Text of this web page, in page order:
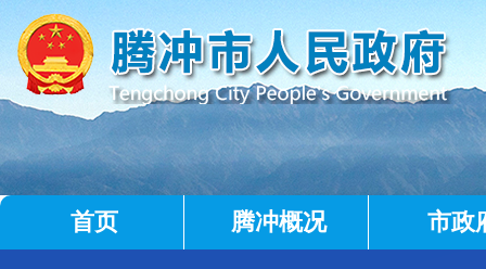
首页 腾冲概况 市政